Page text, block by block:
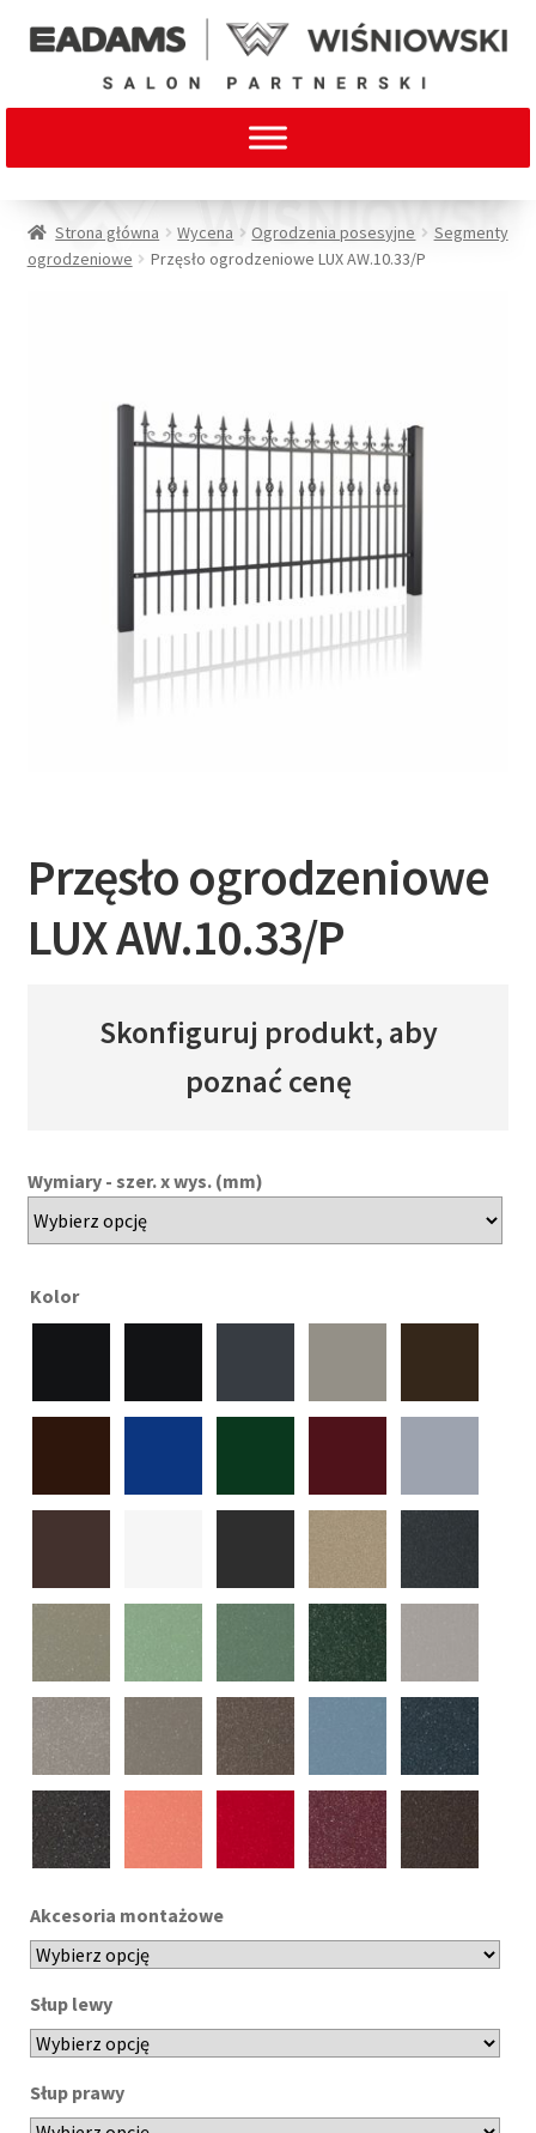
Strona główna Wycena Ogrodzenia posesyjne
Segmenty
ogrodzeniowe
Przęsło ogrodzeniowe LUX AW.10.33/P
Przęsło ogrodzeniowe
LUX AW.10.33/P
Skonfiguruj produkt, aby
poznać cenę
Wymiary - szer. x wys. (mm)
Kolor
Akcesoria montażowe
Słup lewy
Słup prawy